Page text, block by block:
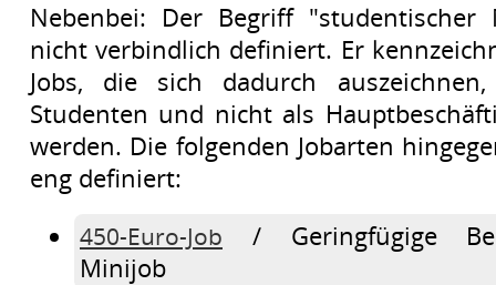
Nebenbei: Der Begriff
nicht verbindlich definiert. Er
Jobs, die sich dadurch
Studenten und nicht als
werden. Die folgenden Jobarten
eng definiert:
450-Euro-Job / Geringfügige
Minijob